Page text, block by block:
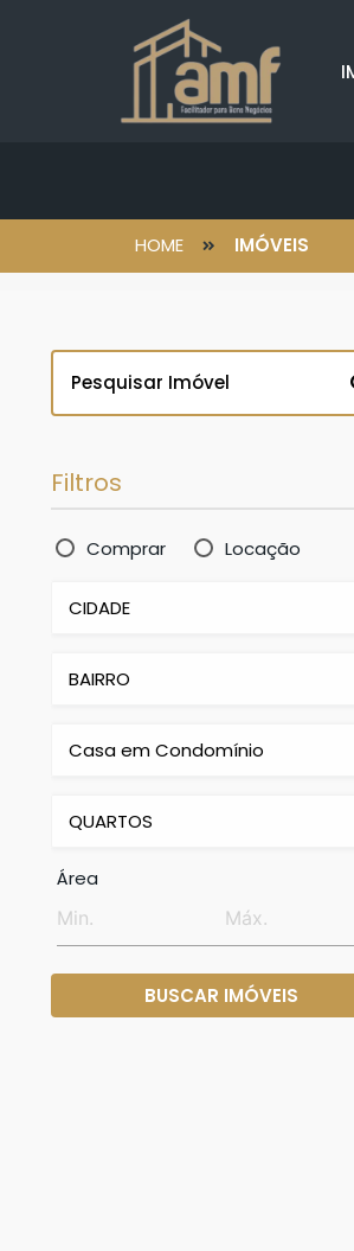
HOME IMÓVEIS
Filtros
Comprar Locação
Área
BUSCAR IMÓVEIS